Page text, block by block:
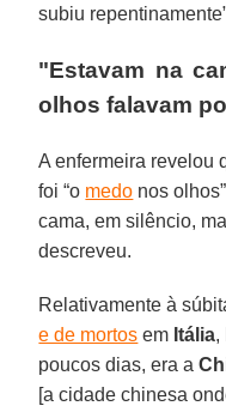
subiu
"Estavam na
olhos falavam
A enfermeira revelou
foi “o medo nos
cama, em silêncio,
descreveu.
Relativamente à
e de mortos em Itália,
poucos dias, era a
[a cidade chinesa